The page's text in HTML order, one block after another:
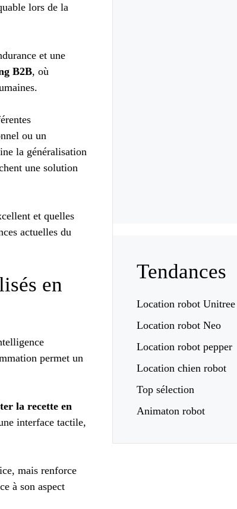
lors de la
et une
B2B, où
ou un
la généralisation
une solution
et quelles
actuelles du
en
permet un
la recette en
interface tactile,
mais renforce
à son aspect
Tendances
Location robot Unitree
Location robot Neo
Location robot pepper
Location chien robot
Top sélection
Animaton robot